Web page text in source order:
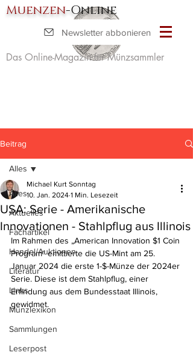
Muenzen-Online
Das Online-Magazin für Münzsammler
Newsletter abbonieren
Beitrag
Alles
Aktuelles
Fachartikel
Handel/Auktionen
Literatur
Links
Münzlexikon
Sammlungen
Leserpost
Alles
USA: Serie - Amerikanische
Innovationen - Stahlpflug aus Illinois
Michael Kurt Sonntag
10. Jan. 2024 1 Min. Lesezeit
Im Rahmen des „American Innovation $1 Coin
Program“ emittierte die US-Mint am 25.
Januar 2024 die erste 1-$-Münze der 2024er
Serie. Diese ist dem Stahlpflug, einer
Erfindung aus dem Bundesstaat Illinois,
gewidmet.